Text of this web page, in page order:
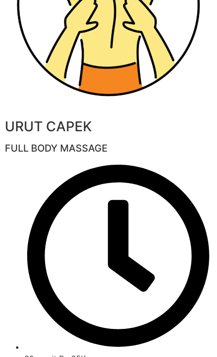
URUT CAPEK
FULL BODY MASSAGE